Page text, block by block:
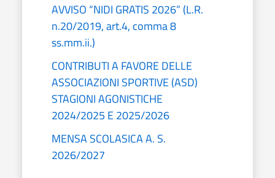
AVVISO “NIDI GRATIS 2026” (L.R.
n.20/2019, art.4, comma 8
ss.mm.ii.)
CONTRIBUTI A FAVORE DELLE
ASSOCIAZIONI SPORTIVE (ASD)
STAGIONI AGONISTICHE
2024/2025 E 2025/2026
MENSA SCOLASICA A. S.
2026/2027